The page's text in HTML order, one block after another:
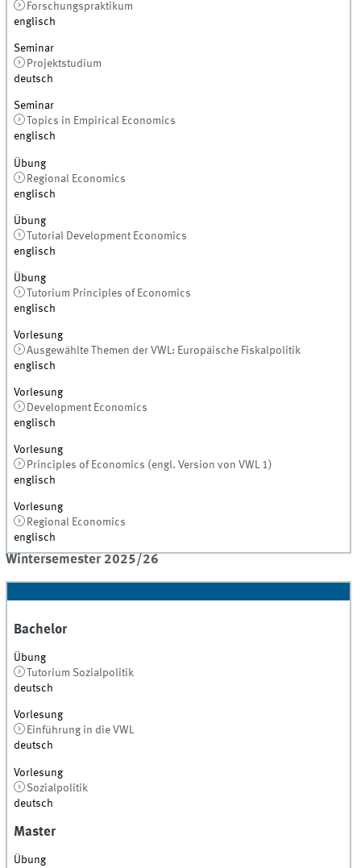
Forschungspraktikum
englisch
Seminar
Projektstudium
deutsch
Seminar
Topics in Empirical Economics
englisch
Übung
Regional Economics
englisch
Übung
Tutorial Development Economics
englisch
Übung
Tutorium Principles of Economics
englisch
Vorlesung
Ausgewählte Themen der VWL: Europäische Fiskalpolitik
englisch
Vorlesung
Development Economics
englisch
Vorlesung
Principles of Economics (engl. Version von VWL 1)
englisch
Vorlesung
Regional Economics
englisch
Wintersemester 2025/26
Bachelor
Übung
Tutorium Sozialpolitik
deutsch
Vorlesung
Einführung in die VWL
deutsch
Vorlesung
Sozialpolitik
deutsch
Master
Übung